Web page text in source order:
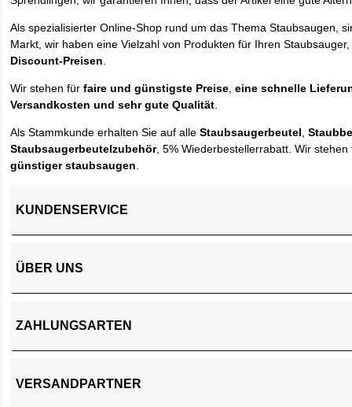
Als spezialisierter Online-Shop rund um das Thema Staubsaugen,
Markt, wir haben eine Vielzahl von Produkten für Ihren
Discount-Preisen
Wir stehen fürfaire und günstigste Preise ,eine schnelle
Versandkosten und sehr gute Qualität
Als Stammkunde erhalten Sie auf alleStaubsaugerbeutel ,
Staubsaugerbeutelzubehör, 5% Wiederbestellerrabatt. Wir
günstiger staubsaugen
KUNDENSERVICE
ÜBER UNS
ZAHLUNGSARTEN
VERSANDPARTNER